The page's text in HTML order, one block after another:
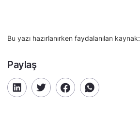
Bu yazı hazırlanırken faydalanılan kaynak:
Paylaş